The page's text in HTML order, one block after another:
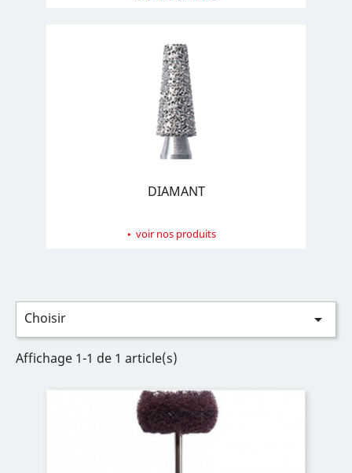
DIAMANT
voir nos produits
Choisir 
Affichage 1-1 de 1 article(s)